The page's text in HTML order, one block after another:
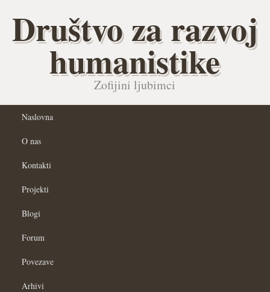
Društvo za razvoj
humanistike
Zofijini ljubimci
Naslovna
O nas
Kontakti
Projekti
Blogi
Forum
Povezave
Arhivi